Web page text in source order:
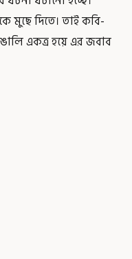
মুছে দিতে। তাই কবি-
একত্র হয়ে এর জবাব